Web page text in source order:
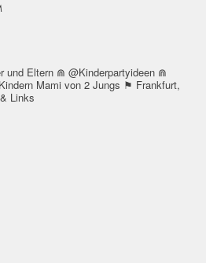
und Eltern ⋒ @Kinderpartyideen ⋒
Mami von 2 Jungs ⚑ Frankfurt,
Links